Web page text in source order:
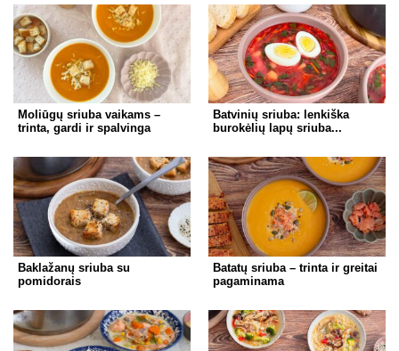
Moliūgų sriuba vaikams –
trinta, gardi ir spalvinga
Batvinių sriuba: lenkiška
burokėlių lapų sriuba...
Baklažanų sriuba su
pomidorais
Batatų sriuba – trinta ir greitai
pagaminama